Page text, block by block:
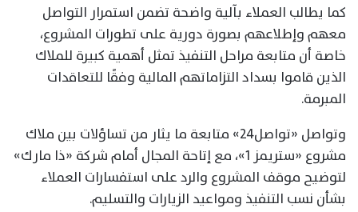
كما يطالب العملاء بآلية واضحة تضمن استمرار التواصل
معهم وإطلاعهم بصورة دورية على تطورات المشروع،
خاصة أن متابعة مراحل التنفيذ تمثل أهمية كبيرة للملاك
الذين قاموا بسداد التزاماتهم المالية وفقًا للتعاقدات
المبرمة.
وتواصل «تواصل24» متابعة ما يثار من تساؤلات بين ملاك
مشروع «ستريمز 1»، مع إتاحة المجال أمام شركة «ذا مارك»
لتوضيح موقف المشروع والرد على استفسارات العملاء
بشأن نسب التنفيذ ومواعيد الزيارات والتسليم.